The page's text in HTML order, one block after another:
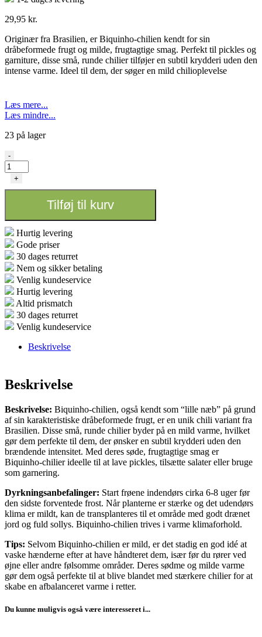
29,95 kr.
Originær fra Brasilien, er Biquinho-chilien kendt for sin
dråbeformede frugt og milde, frugtagtige smag. Perfekt til pickles og
garniture, disse små, runde chilier tilføjer en subtil krydderi uden den
intense varme. Ideel til dem, der søger en mild chilioplevelse
Læs mere...
Læs mindre...
23 på lager
Biquinho
antal
-
+
Tilføj til kurv
Hurtig levering
Gode priser
30 dages returret
Nem og sikker betaling
Venlig kundeservice
Hurtig levering
Altid prismatch
30 dages returret
Venlig kundeservice
Beskrivelse
Beskrivelse
Beskrivelse: Biquinho-chilien, også kendt som “lille næb” på grund
af sin karakteristiske dråbeformede frugt, er en unik chili variant fra
Brasilien. Disse små, runde chilier byder på en mild varme, hvilket
gør dem perfekte til dem, der ønsker en subtil krydderi uden den
brændende intensitet. Med deres søde, frugtagtige smag er
Biquinho-chilier ideelle til at lave pickles, tilsætte salater eller bruge
som garnering.
Dyrkningsanbefalinger: Start frøene indendørs cirka 6-8 uger før
den sidste forventede frost. Når planterne er stærke og det udendørs
klima er mildt, kan de transplanteres til et område med godt drænet
jord og fuld sollys. Biquinho-chilien trives i varme klimaforhold.
Tips: Selvom Biquinho-chilien er mild, er det stadig en god idé at
vaske hænderne efter at have håndteret dem, især før du rører ved
øjne eller andre følsomme områder. Deres sødme og milde varme
gør dem også perfekte til at blive blandet med stærkere chilier for at
skabe en afbalanceret varme i retter.
Du kunne muligvis også være interesseret i...